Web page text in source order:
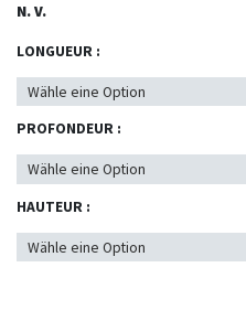
N. V.
LONGUEUR :
PROFONDEUR :
HAUTEUR :